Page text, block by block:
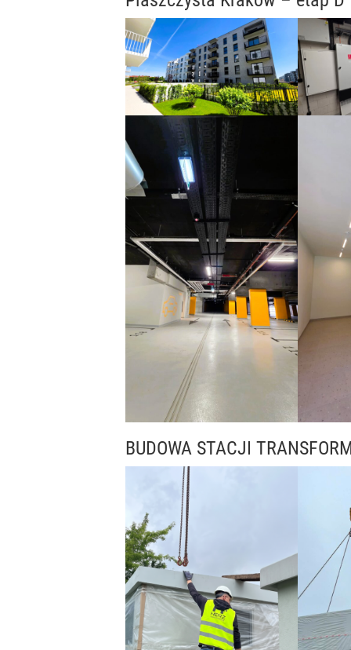
BUDOWA STACJI